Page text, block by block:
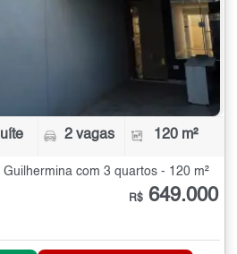
2 vagas 120 m²
com 3 quartos - 120 m²
R$ 649.000